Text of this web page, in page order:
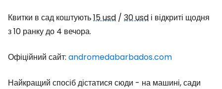
Квитки в сад коштують15 usd / 30 usd і відкриті щодня
з 10 ранку до 4 вечора.
Офіційний сайт: andromedabarbados.com
Найкращий спосіб дістатися сюди - на машині, сади